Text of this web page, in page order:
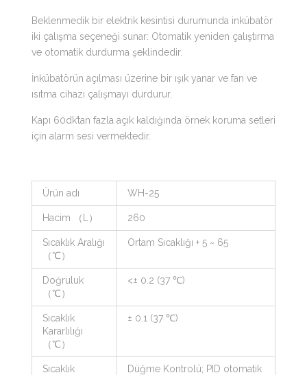
Beklenmedik bir elektrik kesintisi durumunda inkübatör
iki çalışma seçeneği sunar: Otomatik yeniden çalıştırma
ve otomatik durdurma şeklindedir.
İnkübatörün açılması üzerine bir ışık yanar ve fan ve
ısıtma cihazı çalışmayı durdurur.
Kapı 60dk’tan fazla açık kaldığında örnek koruma setleri
için alarm sesi vermektedir.
Ürün adı WH-25
Hacim （L） 260
Sıcaklık Aralığı
（℃）
Ortam Sıcaklığı + 5 ~ 65
Doğruluk
（℃）
<± 0.2 (37 ℃)
Sıcaklık
Kararlılığı
（℃）
± 0.1 (37 ℃)
Sıcaklık
Düğme Kontrolü; PID otomatik